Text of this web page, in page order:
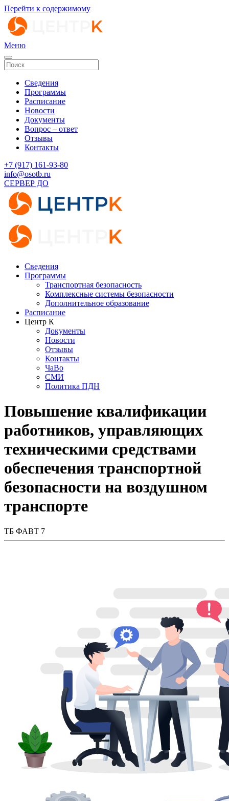
Перейти к содержимому
Меню
Сведения
Программы
Расписание
Новости
Документы
Вопрос – ответ
Отзывы
Контакты
‭+7 (917) 161-93-80‬
info@osotb.ru
СЕРВЕР ДО
Сведения
Программы
Транспортная безопасность
Комплексные системы безопасности
Дополнительное образование
Расписание
Центр К
Документы
Новости
Отзывы
Контакты
ЧаВо
СМИ
Политика ПДН
Повышение квалификации
работников, управляющих
техническими средствами
обеспечения транспортной
безопасности на воздушном
транспорте
ТБ ФАВТ 7